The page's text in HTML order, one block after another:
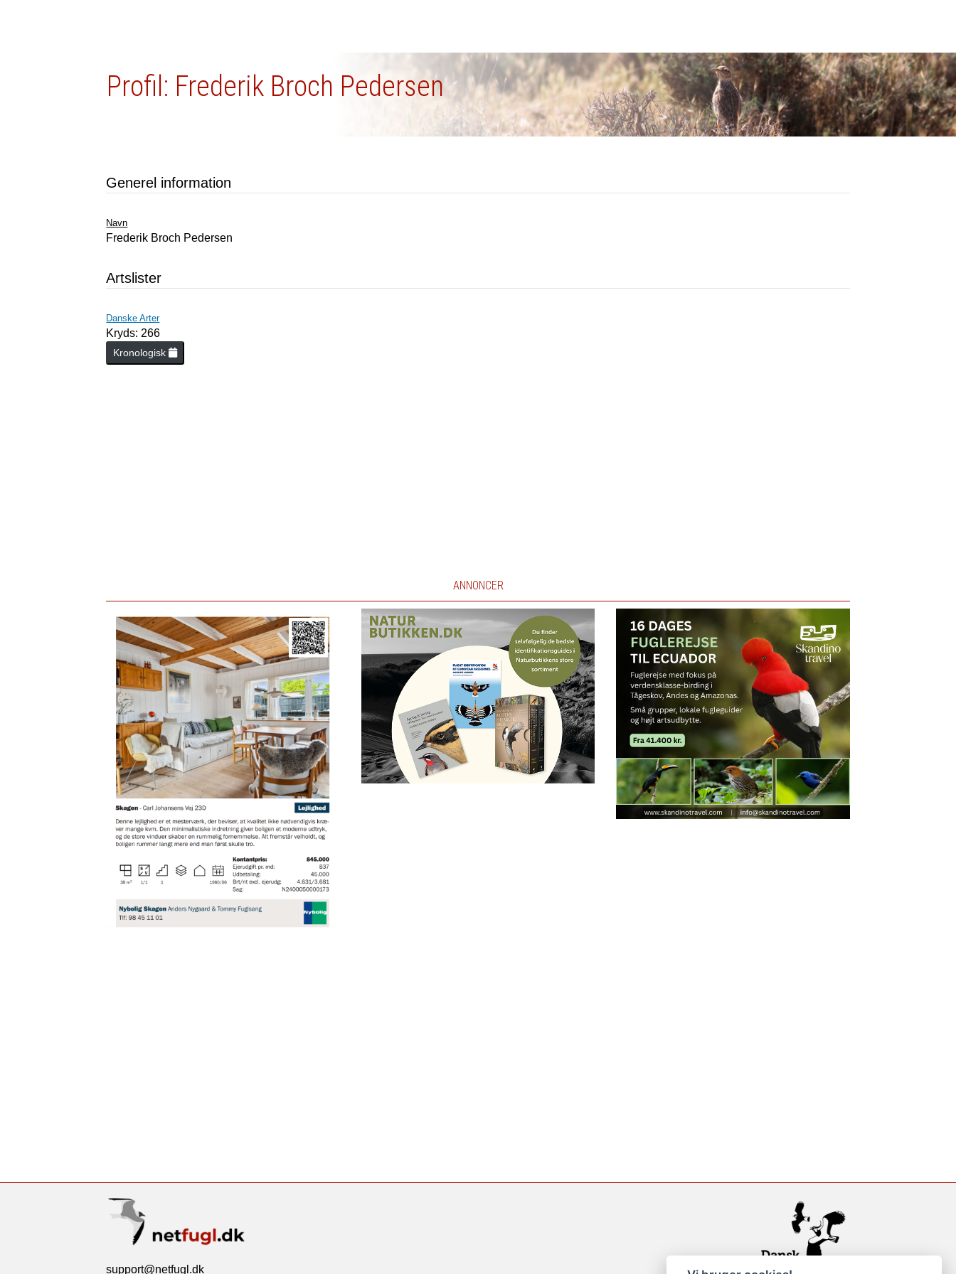
Profil: Frederik Broch Pedersen
Generel information
Navn
Frederik Broch Pedersen
Artslister
Danske Arter
Kryds: 266
Kronologisk
ANNONCER
support@netfugl.dk